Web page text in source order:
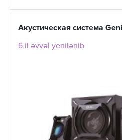
Акустическая система
6 il əvvəl yenilənib